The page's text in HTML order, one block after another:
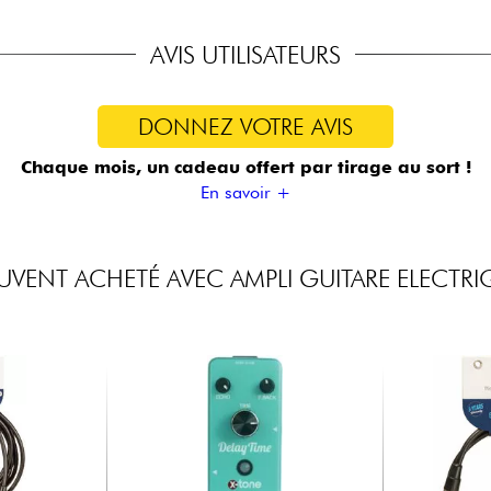
AVIS UTILISATEURS
DONNEZ VOTRE AVIS
Chaque mois, un cadeau offert par tirage au sort !
En savoir +
ACHETÉ AVEC AMPLI GUITARE